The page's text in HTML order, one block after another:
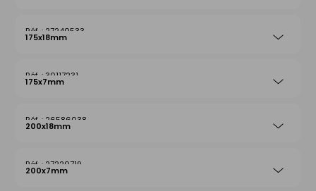
27240533
175x18mm
30117231
175x7mm
26586038
200x18mm
27220719
200x7mm